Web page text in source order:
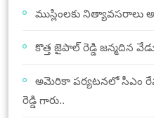
ముస్లింలకు నిత్యావసరాలు
కొత్త జైపాల్ రెడ్డి జన్మదిన
అమెరికా పర్యటనలో సీఎం
రెడ్డి గారు..